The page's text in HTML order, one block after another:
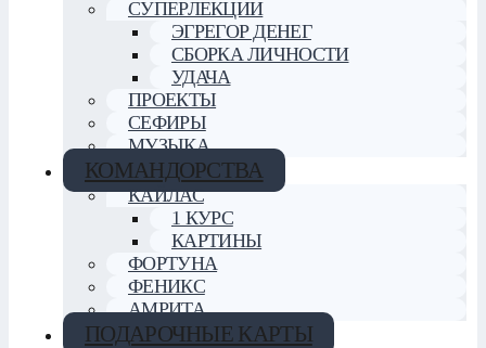
СУПЕРЛЕКЦИИ
ЭГРЕГОР ДЕНЕГ
СБОРКА ЛИЧНОСТИ
УДАЧА
ПРОЕКТЫ
СЕФИРЫ
МУЗЫКА
КОМАНДОРСТВА
КАЙЛАС
1 КУРС
КАРТИНЫ
ФОРТУНА
ФЕНИКС
АМРИТА
ПОДАРОЧНЫЕ КАРТЫ